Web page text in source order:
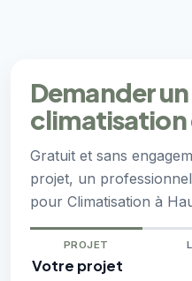
Demander
climatisation
Gratuit et sans
projet, un
pour Climatisation à
PROJET
Votre projet